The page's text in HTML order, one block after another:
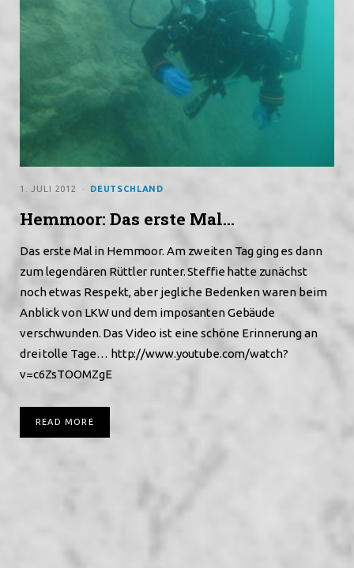
DEUTSCHLAND
1. JULI 2012
Hemmoor: Das erste Mal…
Das erste Mal in Hemmoor. Am zweiten Tag ging es dann
zum legendären Rüttler runter. Steffie hatte zunächst
noch etwas Respekt, aber jegliche Bedenken waren beim
Anblick von LKW und dem imposanten Gebäude
verschwunden. Das Video ist eine schöne Erinnerung an
drei tolle Tage… http://www.youtube.com/watch?
v=c6ZsTOOMZgE
READ MORE